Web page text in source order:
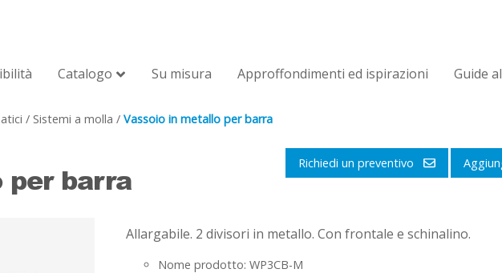
Catalogo Su misura Approffondimenti ed ispirazioni Guide
/ Sistemi a molla / Vassoio in metallo per barra
per barra Richiedi un preventivo
Allargabile. 2 divisori in metallo. Con frontale e schinalino.
Nome prodotto: WP3CB-M